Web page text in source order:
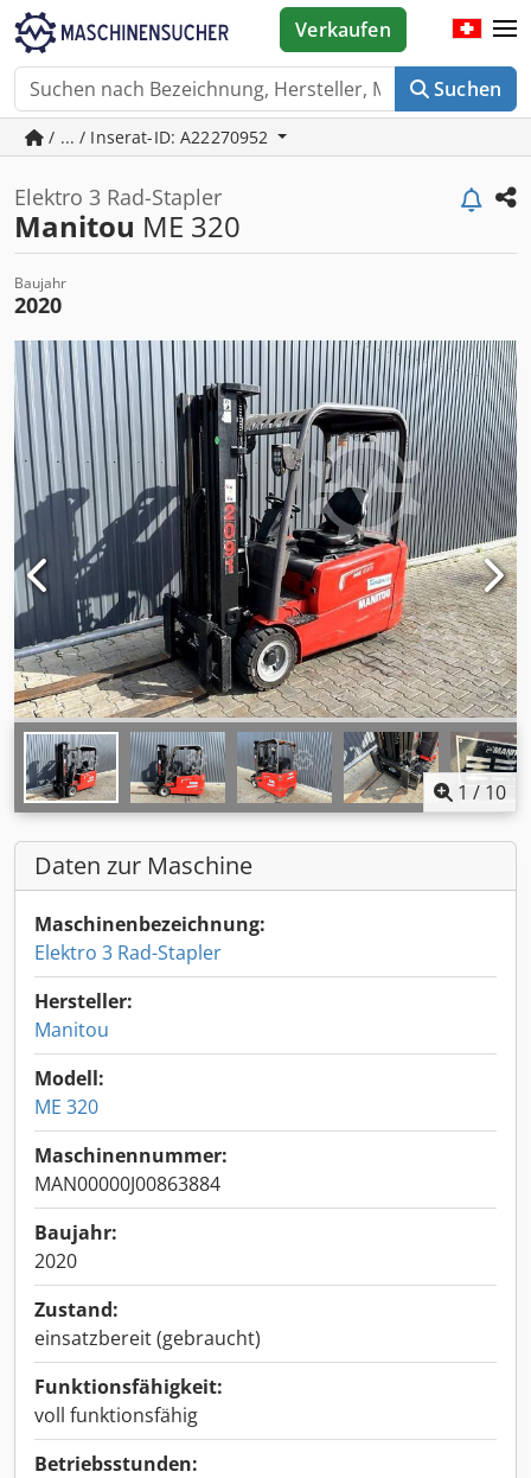
Suchen
Verkaufen
/ ... / Inserat-ID: A22270952
Elektro 3 Rad-Stapler
Manitou ME 320
Baujahr
2020
1 / 10
Daten zur Maschine
Maschinenbezeichnung:
Elektro 3 Rad-Stapler
Hersteller:
Manitou
Modell:
ME 320
Maschinennummer:
MAN00000J00863884
Baujahr:
2020
Zustand:
einsatzbereit (gebraucht)
Funktionsfähigkeit:
voll funktionsfähig
Betriebsstunden: